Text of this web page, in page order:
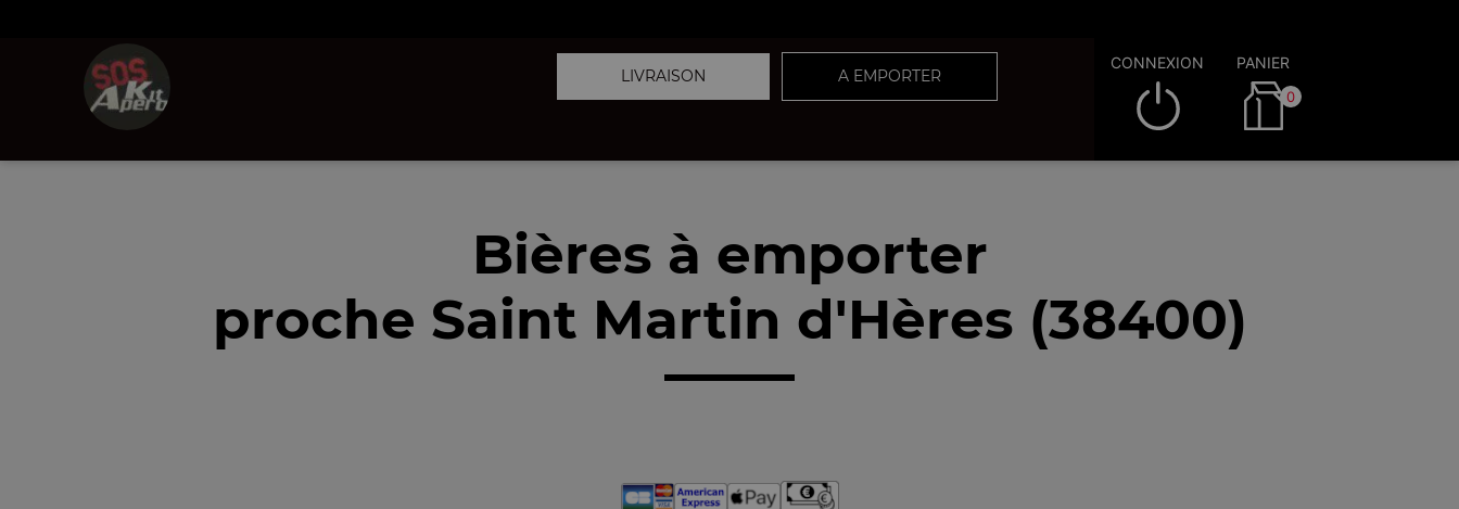
LIVRAISON A EMPORTER
CONNEXION PANIER
0
Bières à emporter
proche Saint Martin d'Hères (38400)